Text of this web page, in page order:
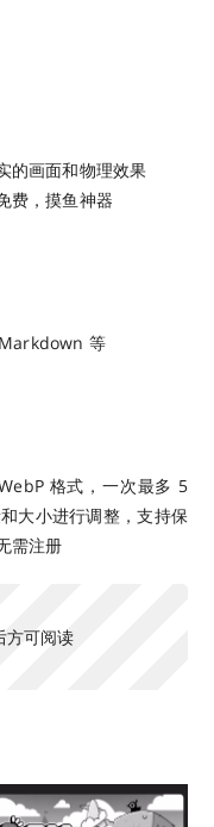
的画面和物理效果
费，摸鱼神器
等
格式，一次最多 5
大小进行调整，支持保
需注册
方可阅读